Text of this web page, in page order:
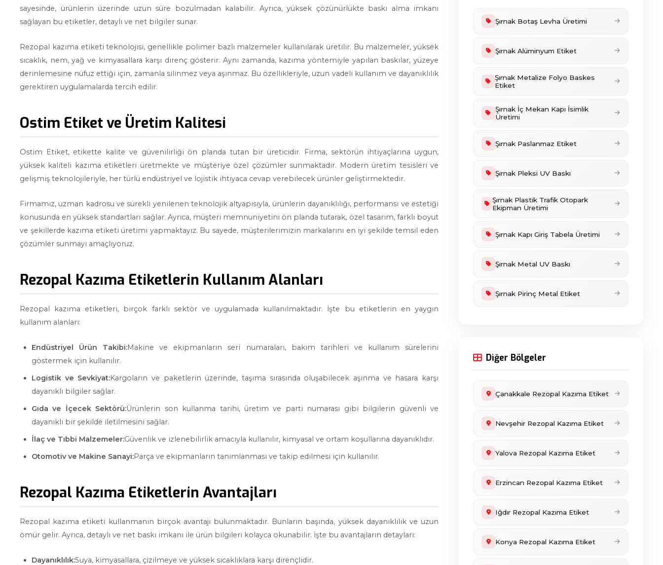
sayesinde, ürünlerin üzerinde uzun süre bozulmadan kalabilir. Ayrıca, yüksek çözünürlükte baskı alma imkanı
sağlayan bu etiketler, detaylı ve net bilgiler sunar.
Rezopal kazıma etiketi teknolojisi, genellikle polimer bazlı malzemeler kullanılarak üretilir. Bu malzemeler, yüksek
sıcaklık, nem, yağ ve kimyasallara karşı direnç gösterir. Aynı zamanda, kazıma yöntemiyle yapılan baskılar, yüzeye
derinlemesine nüfuz ettiği için, zamanla silinmez veya aşınmaz. Bu özellikleriyle, uzun vadeli kullanım ve dayanıklılık
gerektiren uygulamalarda tercih edilir.
Ostim Etiket ve Üretim Kalitesi
Ostim Etiket, etikette kalite ve güvenilirliği ön planda tutan bir üreticidir. Firma, sektörün ihtiyaçlarına uygun,
yüksek kaliteli kazıma etiketleri üretmekte ve müşteriye özel çözümler sunmaktadır. Modern üretim tesisleri ve
gelişmiş teknolojileriyle, her türlü endüstriyel ve lojistik ihtiyaca cevap verebilecek ürünler geliştirmektedir.
Firmamız, uzman kadrosu ve sürekli yenilenen teknolojik altyapısıyla, ürünlerin dayanıklılığı, performansı ve estetiği
konusunda en yüksek standartları sağlar. Ayrıca, müşteri memnuniyetini ön planda tutarak, özel tasarım, farklı boyut
ve şekillerde kazıma etiketi üretimi yapmaktayız. Bu sayede, müşterilerimizin markalarını en iyi şekilde temsil eden
çözümler sunmayı amaçlıyoruz.
Rezopal Kazıma Etiketlerin Kullanım Alanları
Rezopal kazıma etiketleri, birçok farklı sektör ve uygulamada kullanılmaktadır. İşte bu etiketlerin en yaygın
kullanım alanları:
Endüstriyel Ürün Takibi:Makine ve ekipmanların seri numaraları, bakım tarihleri ve kullanım sürelerini
göstermek için kullanılır.
Logistik ve Sevkiyat:Kargoların ve paketlerin üzerinde, taşıma sırasında oluşabilecek aşınma ve hasara karşı
dayanıklı bilgiler sağlar.
Gıda ve İçecek Sektörü:Ürünlerin son kullanma tarihi, üretim ve parti numarası gibi bilgilerin güvenli ve
dayanıklı bir şekilde iletilmesini sağlar.
İlaç ve Tıbbi Malzemeler:Güvenlik ve izlenebilirlik amacıyla kullanılır, kimyasal ve ortam koşullarına dayanıklıdır.
Otomotiv ve Makine Sanayi:Parça ve ekipmanların tanımlanması ve takip edilmesi için kullanılır.
Rezopal Kazıma Etiketlerin Avantajları
Rezopal kazıma etiketi kullanmanın birçok avantajı bulunmaktadır. Bunların başında, yüksek dayanıklılık ve uzun
ömür gelir. Ayrıca, detaylı ve net baskı imkanı ile ürün bilgileri kolayca okunabilir. İşte bu avantajların detayları:
Dayanıklılık:Suya, kimyasallara, çizilmeye ve yüksek sıcaklıklara karşı dirençlidir.
Şırnak Botaş Levha Üretimi
Şırnak Alüminyum Etiket
Şırnak Metalize Folyo Baskes
Etiket
Şırnak İç Mekan Kapı İsimlik
Üretimi
Şırnak Paslanmaz Etiket
Şırnak Pleksi UV Baskı
Şırnak Plastik Trafik Otopark
Ekipman Üretimi
Şırnak Kapı Giriş Tabela Üretimi
Şırnak Metal UV Baskı
Şırnak Pirinç Metal Etiket
Diğer Bölgeler
Çanakkale Rezopal Kazıma Etiket
Nevşehir Rezopal Kazıma Etiket
Yalova Rezopal Kazıma Etiket
Erzincan Rezopal Kazıma Etiket
Iğdır Rezopal Kazıma Etiket
Konya Rezopal Kazıma Etiket